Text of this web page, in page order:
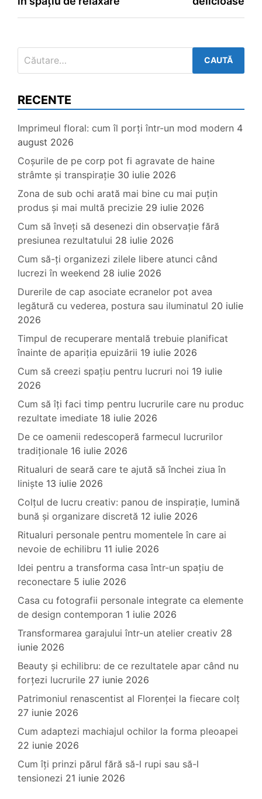
articole
după:
RECENTE
Imprimeul floral: cum îl porți într-un mod modern 4
august 2026
Coșurile de pe corp pot fi agravate de haine
strâmte și transpirație 30 iulie 2026
Zona de sub ochi arată mai bine cu mai puțin
produs și mai multă precizie 29 iulie 2026
Cum să înveți să desenezi din observație fără
presiunea rezultatului 28 iulie 2026
Cum să-ți organizezi zilele libere atunci când
lucrezi în weekend 28 iulie 2026
Durerile de cap asociate ecranelor pot avea
legătură cu vederea, postura sau iluminatul 20 iulie
2026
Timpul de recuperare mentală trebuie planificat
înainte de apariția epuizării 19 iulie 2026
Cum să creezi spațiu pentru lucruri noi 19 iulie
2026
Cum să îți faci timp pentru lucrurile care nu produc
rezultate imediate 18 iulie 2026
De ce oamenii redescoperă farmecul lucrurilor
tradiționale 16 iulie 2026
Ritualuri de seară care te ajută să închei ziua în
liniște 13 iulie 2026
Colțul de lucru creativ: panou de inspirație, lumină
bună și organizare discretă 12 iulie 2026
Ritualuri personale pentru momentele în care ai
nevoie de echilibru 11 iulie 2026
Idei pentru a transforma casa într-un spațiu de
reconectare 5 iulie 2026
Casa cu fotografii personale integrate ca elemente
de design contemporan 1 iulie 2026
Transformarea garajului într-un atelier creativ 28
iunie 2026
Beauty și echilibru: de ce rezultatele apar când nu
forțezi lucrurile 27 iunie 2026
Patrimoniul renascentist al Florenței la fiecare colț
27 iunie 2026
Cum adaptezi machiajul ochilor la forma pleoapei
22 iunie 2026
Cum îți prinzi părul fără să-l rupi sau să-l
tensionezi 21 iunie 2026